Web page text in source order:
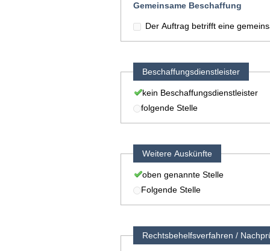
Gemeinsame Beschaffung
Der Auftrag betrifft eine
Beschaffungsdienstleister
kein Beschaffungsdienstleister
folgende Stelle
Weitere Auskünfte
oben genannte Stelle
Folgende Stelle
Rechtsbehelfsverfahren /